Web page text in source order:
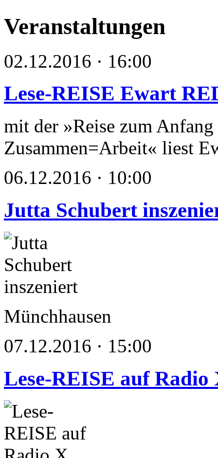
Veranstaltungen
02.12.2016 · 16:00
Lese-REISE Ewart
mit der »Reise zum
Zusammen=Arbeit« liest
06.12.2016 · 10:00
Jutta Schubert
Münchhausen
07.12.2016 · 15:00
Lese-REISE auf Radio